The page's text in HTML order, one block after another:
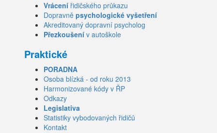
Vrácení řidičského průkazu
Dopravně psychologické vyšetření
Akreditovaný dopravní psycholog
Přezkoušení v autoškole
Praktické
PORADNA
Osoba blízká - od roku 2013
Harmonizované kódy v ŘP
Odkazy
Legislativa
Statistiky vybodovaných řidičů
Kontakt